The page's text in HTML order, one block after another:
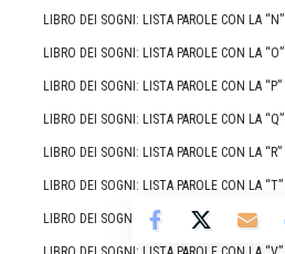
LIBRO DEI SOGNI: LISTA PAROLE CON LA “N”
LIBRO DEI SOGNI: LISTA PAROLE CON LA “O”
LIBRO DEI SOGNI: LISTA PAROLE CON LA “P”
LIBRO DEI SOGNI: LISTA PAROLE CON LA “Q”
LIBRO DEI SOGNI: LISTA PAROLE CON LA “R”
LIBRO DEI SOGNI: LISTA PAROLE CON LA “T”
LIBRO DEI SOGNI: LISTA PAROLE CON LA “U”